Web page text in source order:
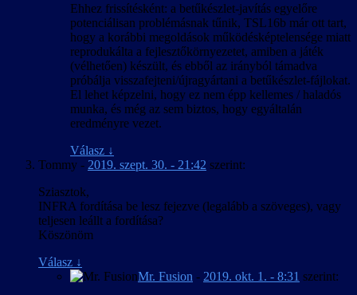
Ehhez frissítésként: a betűkészlet-javítás egyelőre
potenciálisan problémásnak tűnik, TSL16b már ott tart,
hogy a korábbi megoldások működésképtelensége miatt
reprodukálta a fejlesztőkörnyezetet, amiben a játék
(vélhetően) készült, és ebből az irányból támadva
próbálja visszafejteni/újragyártani a betűkészlet-fájlokat.
El lehet képzelni, hogy ez nem épp kellemes / haladós
munka, és még az sem biztos, hogy egyáltalán
eredményre vezet.
Válasz ↓
Tommy - 2019. szept. 30. - 21:42 szerint:
Sziasztok,
INFRA fordítása be lesz fejezve (legalább a szöveges), vagy
teljesen leállt a fordítása?
Köszönöm
Válasz ↓
Mr. Fusion - 2019. okt. 1. - 8:31 szerint: